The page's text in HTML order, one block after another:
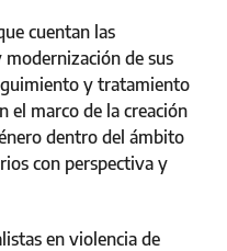
cuentan las
de sus
y tratamiento
el marco de la creación
dentro del ámbito
con perspectiva y
en violencia de